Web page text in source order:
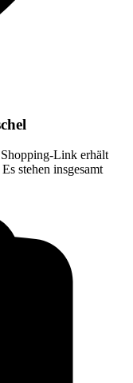
Link erhält
stehen insgesamt